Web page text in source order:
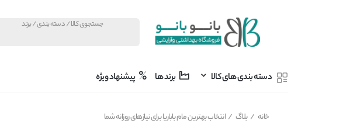
دسته بندی های کالا برند ها پیشنهاد ویژه
خانه / بلاگ / انتخاب بهترین مام باباریا برای نیازهای روزانه شما